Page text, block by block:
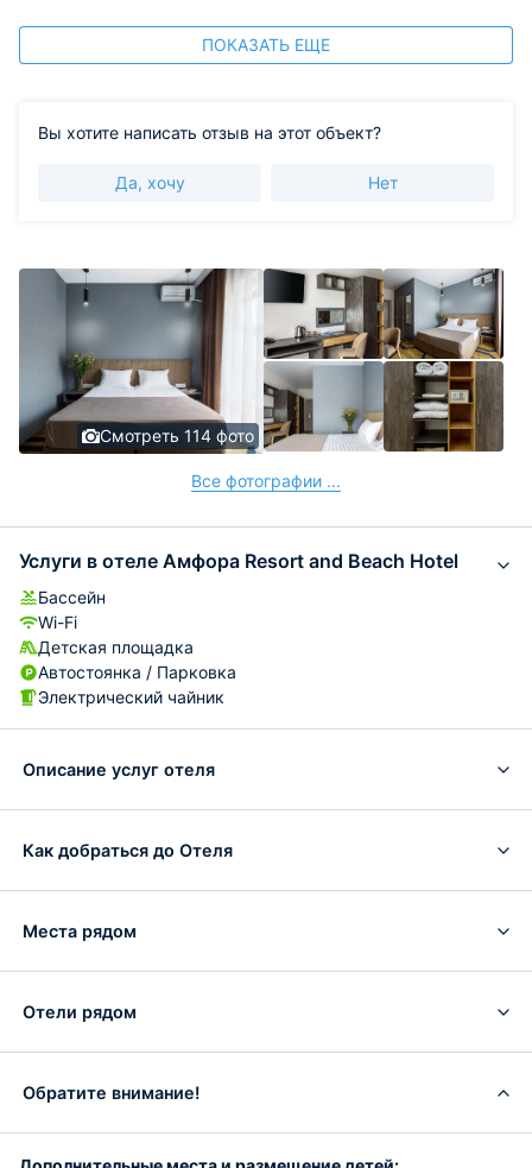
ПОКАЗАТЬ ЕЩЕ
Вы хотите написать отзыв на этот объект?
Да, хочу Нет
Смотреть 114 фото
Все фотографии ...
Услуги в отеле Амфора Resort and Beach Hotel
Бассейн
Wi-Fi
Детская площадка
Автостоянка / Парковка
Электрический чайник
Описание услуг отеля
Как добраться до Отеля
Места рядом
Отели рядом
Обратите внимание!